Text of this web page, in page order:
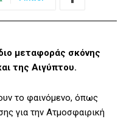
μεταφοράς σκόνης
της Αιγύπτου.
το φαινόμενο, όπως
για την Ατμοσφαιρική